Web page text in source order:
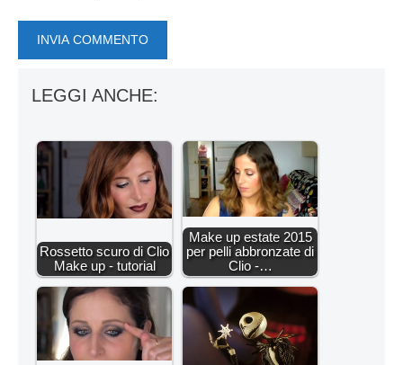
LEGGI ANCHE:
Rossetto scuro di Clio
Make up - tutorial
Make up estate 2015
per pelli abbronzate di
Clio -…